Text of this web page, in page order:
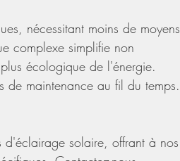
nécessitant moins de moyens
complexe simplifie non
écologique de l'énergie.
de maintenance au fil du temps.
d'éclairage solaire, offrant à nos